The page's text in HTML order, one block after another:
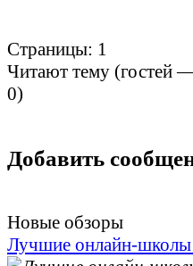
Страницы: 1
Читают тему (гостей
0)
Добавить
Новые обзоры
Лучшие онлайн-школы